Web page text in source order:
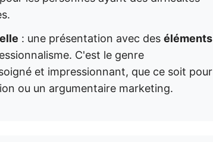
: une présentation avec des éléments
C'est le genre
et impressionnant, que ce soit pour
ou un argumentaire marketing.